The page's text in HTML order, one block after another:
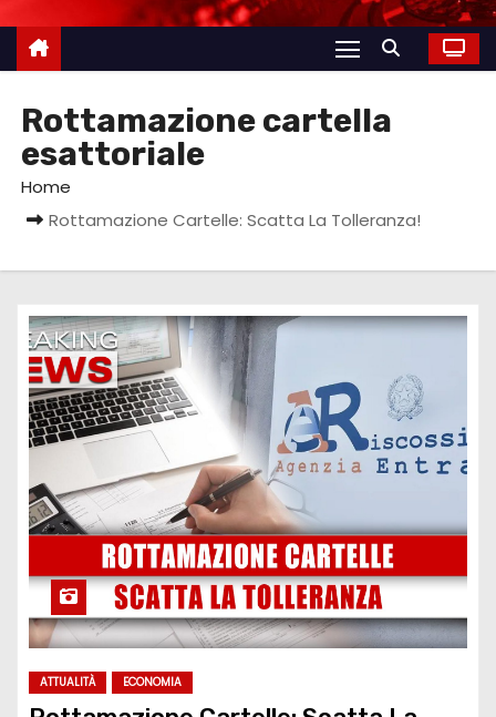
Rottamazione cartella
esattoriale
Home
Rottamazione Cartelle: Scatta La Tolleranza!
ATTUALITÀ ECONOMIA